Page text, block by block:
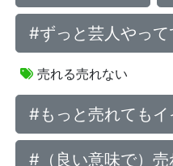
#ずっと芸人やって
売れる売れない
#もっと売れてもイ
#（良い意味で）